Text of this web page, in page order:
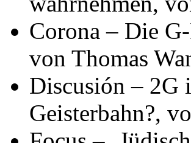
Corona – Die
von Thomas
Discusión – 2G
Geisterbahn?,